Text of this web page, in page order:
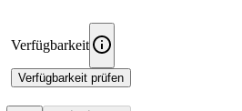
Verfügbarkeit
Verfügbarkeit prüfen